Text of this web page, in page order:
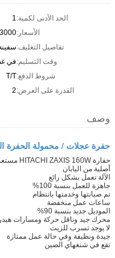
الحد الأدنى لكمية:1
الأسعار:
تفاصيل التغليف:
وقت التسليم:في غضون 7
شروط الدفع:T/T
القدرة على العرض:2
وصف
حفرة عجلات / محمولة الحفرة
حفارة HITACHI ZAXIS 160W مستعملة
أصلية من اليابان
الآلة تعمل بشكل رائع
جاهزة للعمل بنسبة 100%
تم صيانتها وخدمتها بانتظام
ساعات عمل منخفضة
الموديل جديد بنسبة 90%
محرك جيد وناقل حركة ومسارات
لا يوجد تسرب للزيت
جيدة ونظيفة وفي حالة عمل ممتازة
تقع في شنغهاي الصين